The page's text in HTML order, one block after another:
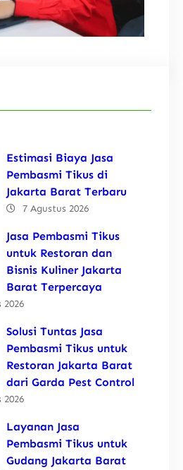
Estimasi Biaya Jasa
Pembasmi Tikus di
Jakarta Barat Terbaru
7 Agustus 2026
Jasa Pembasmi Tikus
untuk Restoran dan
Bisnis Kuliner Jakarta
Barat Terpercaya
2026
Solusi Tuntas Jasa
Pembasmi Tikus untuk
Restoran Jakarta Barat
dari Garda Pest Control
2026
Layanan Jasa
Pembasmi Tikus untuk
Gudang Jakarta Barat